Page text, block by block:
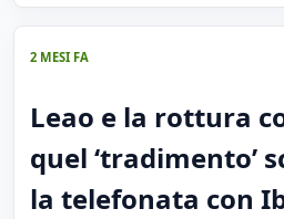
2 MESI FA
Leao e la rottura
quel ‘tradimento’
la telefonata con